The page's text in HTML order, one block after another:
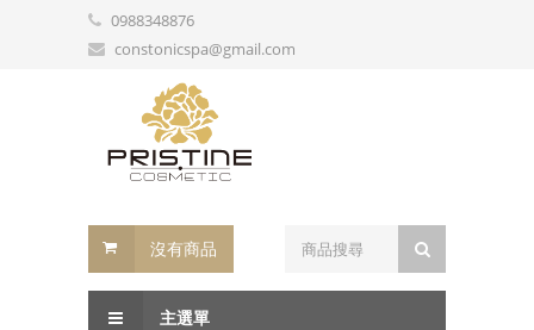
0988348876
constonicspa@gmail.com
沒有商品
主選單